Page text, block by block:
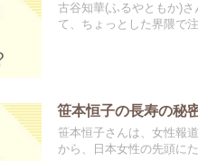
古谷知華(ふるやともか)
て、ちょっとした界隈で注
笹本恒子の長寿の秘
笹本恒子さんは、女性報
から、日本女性の先頭に